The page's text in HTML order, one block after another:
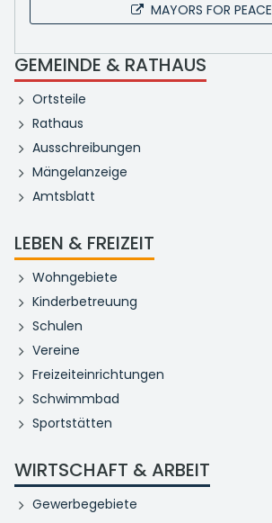
MAYORS FOR PEACE
GEMEINDE & RATHAUS
Ortsteile
Rathaus
Ausschreibungen
Mängelanzeige
Amtsblatt
LEBEN & FREIZEIT
Wohngebiete
Kinderbetreuung
Schulen
Vereine
Freizeiteinrichtungen
Schwimmbad
Sportstätten
WIRTSCHAFT & ARBEIT
Gewerbegebiete